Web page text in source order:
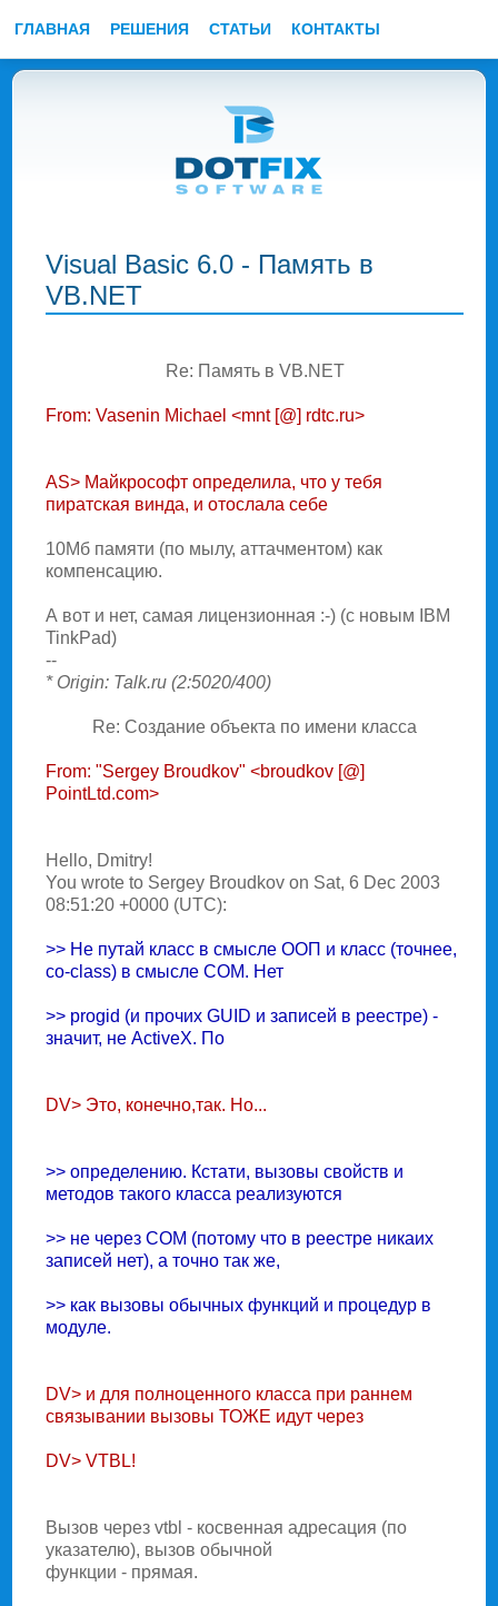
Visual Basic 6.0 - Память в
VB.NET
Re: Память в VB.NET
From: Vasenin Michael <mnt [@] rdtc.ru>
AS> Майкрософт определила, что у тебя
пиратская винда, и отослала себе
10Мб памяти (по мылу, аттачментом) как
компенсацию.
А вот и нет, самая лицензионная :-) (с новым IBM
TinkPad)
--
* Origin: Talk.ru (2:5020/400)
Re: Создание объекта по имени класса
From: "Sergey Broudkov" <broudkov [@]
PointLtd.com>
Hello, Dmitry!
You wrote to Sergey Broudkov on Sat, 6 Dec 2003
08:51:20 +0000 (UTC):
>> Hе путай класс в смысле ООП и класс (точнее,
co-class) в смысле COM. Hет
>> progid (и прочих GUID и записей в реестре) -
значит, не ActiveX. По
DV> Это, конечно,так. Hо...
>> определению. Кстати, вызовы свойств и
методов такого класса реализуются
>> не через COM (потому что в реестре никаих
записей нет), а точно так же,
>> как вызовы обычных функций и процедур в
модуле.
DV> и для полноценного класса при раннем
связывании вызовы ТОЖЕ идут через
DV> VTBL!
Вызов через vtbl - косвенная адресация (по
указателю), вызов обычной
функции - прямая.
ГЛАВНАЯ РЕШЕНИЯ СТАТЬИ КОНТАКТЫ